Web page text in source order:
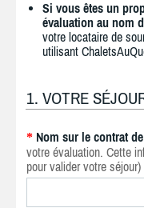
Si vous êtes un
évaluation au nom
votre locataire de
utilisant
1. VOTRE
* Nom sur le contrat
votre évaluation. Cette
pour valider votre séjour)